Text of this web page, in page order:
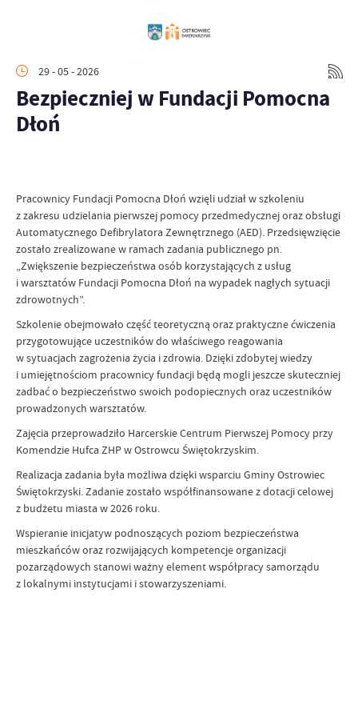
29 - 05 - 2026
Bezpieczniej w Fundacji Pomocna
Dłoń
Pracownicy Fundacji Pomocna Dłoń wzięli udział w szkoleniu
z zakresu udzielania pierwszej pomocy przedmedycznej oraz obsługi
Automatycznego Defibrylatora Zewnętrznego (AED). Przedsięwzięcie
zostało zrealizowane w ramach zadania publicznego pn.
„Zwiększenie bezpieczeństwa osób korzystających z usług
i warsztatów Fundacji Pomocna Dłoń na wypadek nagłych sytuacji
zdrowotnych”.
Szkolenie obejmowało część teoretyczną oraz praktyczne ćwiczenia
przygotowujące uczestników do właściwego reagowania
w sytuacjach zagrożenia życia i zdrowia. Dzięki zdobytej wiedzy
i umiejętnościom pracownicy fundacji będą mogli jeszcze skuteczniej
zadbać o bezpieczeństwo swoich podopiecznych oraz uczestników
prowadzonych warsztatów.
Zajęcia przeprowadziło Harcerskie Centrum Pierwszej Pomocy przy
Komendzie Hufca ZHP w Ostrowcu Świętokrzyskim.
Realizacja zadania była możliwa dzięki wsparciu Gminy Ostrowiec
Świętokrzyski. Zadanie zostało współfinansowane z dotacji celowej
z budżetu miasta w 2026 roku.
Wspieranie inicjatyw podnoszących poziom bezpieczeństwa
mieszkańców oraz rozwijających kompetencje organizacji
pozarządowych stanowi ważny element współpracy samorządu
z lokalnymi instytucjami i stowarzyszeniami.